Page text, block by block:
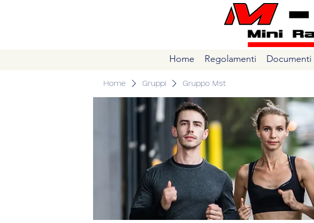
Home Regolamenti Documenti
Home Gruppi Gruppo Mst